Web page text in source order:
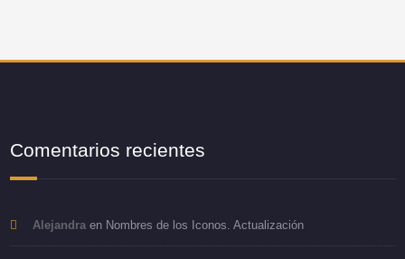
Comentarios recientes
Alejandraen Nombres de los Iconos. Actualización